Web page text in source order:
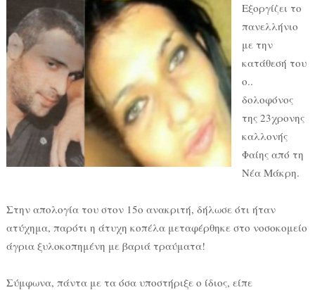
Εξοργίζει το
πανελλήνιο
με την
κατάθεσή του
ο..
δολοφόνος
της 23χρονης
καλλονής
Φαίης από τη
Νέα Μάκρη.
Στην απολογία του στον 15ο ανακριτή, δήλωσε ότι ήταν
ατύχημα, παρότι η άτυχη κοπέλα μεταφέρθηκε στο νοσοκομείο
άγρια ξυλοκοπημένη με βαριά τραύματα!
Σύμφωνα, πάντα με τα όσα υποστήριξε ο ίδιος, είπε